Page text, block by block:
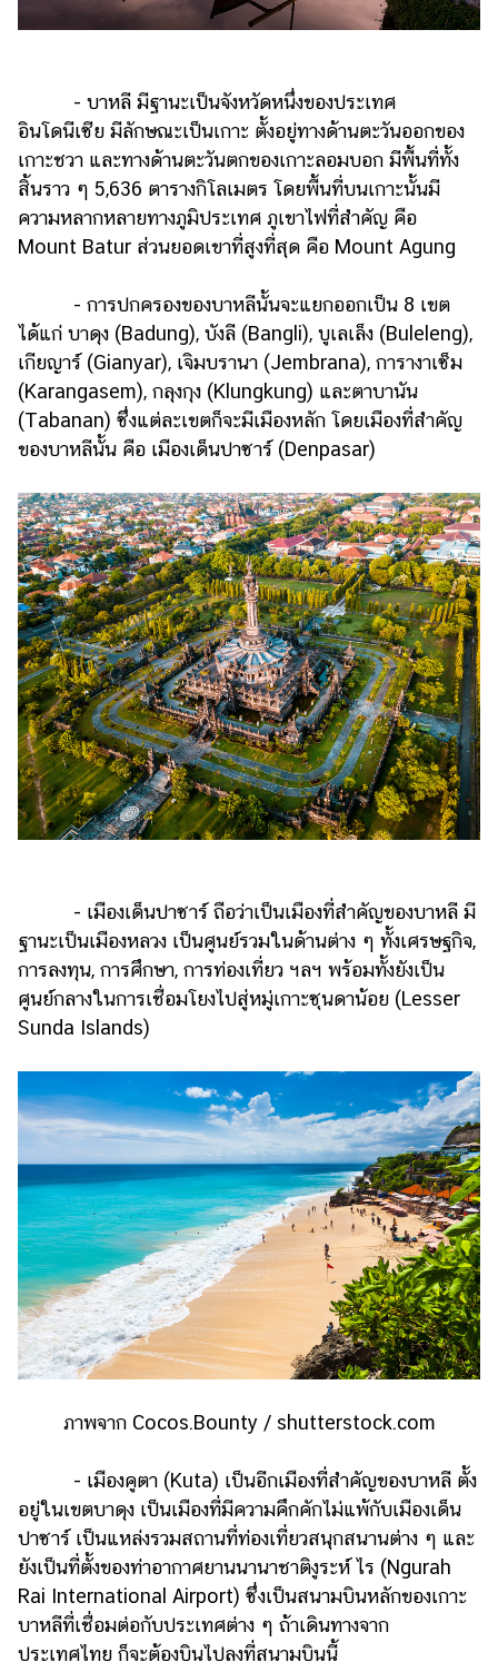
สูตร
อาหาร
ช้อป
ปิ้ง
รถยนต์
บ้าน
ตกแต่ง
มือ
ถือ
ราคา
ทอง
ราคา
น้ำมัน
วา
ไร
ตี้
แต่งงาน
แม่
และ
เด็ก
สัตว์
เลี้ยง
บริการ
แอปฯ
กระปุก
เรียน
ออนไลน์
ติดต่อ
โฆษณา
แจ้ง
ปัญหา
ร่วม
งาน
- บาหลี มีฐานะเป็นจังหวัดหนึ่งของประเทศ
อินโดนีเซีย มีลักษณะเป็นเกาะ ตั้งอยู่ทางด้านตะวันออกของ
เกาะชวา และทางด้านตะวันตกของเกาะลอมบอก มีพื้นที่ทั้ง
สิ้นราว ๆ 5,636 ตารางกิโลเมตร โดยพื้นที่บนเกาะนั้นมี
ความหลากหลายทางภูมิประเทศ ภูเขาไฟที่สำคัญ คือ
Mount Batur ส่วนยอดเขาที่สูงที่สุด คือ Mount Agung
- การปกครองของบาหลีนั้นจะแยกออกเป็น 8 เขต
ได้แก่ บาดุง (Badung), บังลี (Bangli), บูเลเล็ง (Buleleng),
เกียญาร์ (Gianyar), เจิมบรานา (Jembrana), การางาเซ็ม
(Karangasem), กลุงกุง (Klungkung) และตาบานัน
(Tabanan) ซึ่งแต่ละเขตก็จะมีเมืองหลัก โดยเมืองที่สำคัญ
ของบาหลีนั้น คือ เมืองเด็นปาซาร์ (Denpasar)
- เมืองเด็นปาซาร์ ถือว่าเป็นเมืองที่สำคัญของบาหลี มี
ฐานะเป็นเมืองหลวง เป็นศูนย์รวมในด้านต่าง ๆ ทั้งเศรษฐกิจ,
การลงทุน, การศึกษา, การท่องเที่ยว ฯลฯ พร้อมทั้งยังเป็น
ศูนย์กลางในการเชื่อมโยงไปสู่หมู่เกาะซุนดาน้อย (Lesser
Sunda Islands)
ภาพจาก Cocos.Bounty / shutterstock.com
- เมืองคูตา (Kuta) เป็นอีกเมืองที่สำคัญของบาหลี ตั้ง
อยู่ในเขตบาดุง เป็นเมืองที่มีความคึกคักไม่แพ้กับเมืองเด็น
ปาซาร์ เป็นแหล่งรวมสถานที่ท่องเที่ยวสนุกสนานต่าง ๆ และ
ยังเป็นที่ตั้งของท่าอากาศยานนานาชาติงูระห์ ไร (Ngurah
Rai International Airport) ซึ่งเป็นสนามบินหลักของเกาะ
บาหลีที่เชื่อมต่อกับประเทศต่าง ๆ ถ้าเดินทางจาก
ประเทศไทย ก็จะต้องบินไปลงที่สนามบินนี้